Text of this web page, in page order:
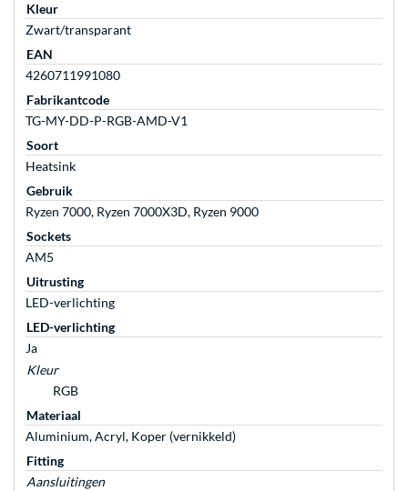
Kleur
Zwart/transparant
EAN
4260711991080
Fabrikantcode
TG-MY-DD-P-RGB-AMD-V1
Soort
Heatsink
Gebruik
Ryzen 7000, Ryzen 7000X3D, Ryzen 9000
Sockets
AM5
Uitrusting
LED-verlichting
LED-verlichting
Ja
Kleur
RGB
Materiaal
Aluminium, Acryl, Koper (vernikkeld)
Fitting
Aansluitingen